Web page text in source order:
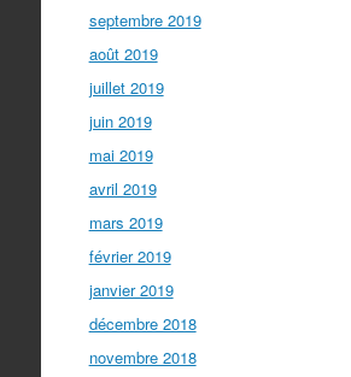
septembre 2019
août 2019
juillet 2019
juin 2019
mai 2019
avril 2019
mars 2019
février 2019
janvier 2019
décembre 2018
novembre 2018